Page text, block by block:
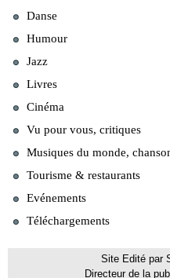
Danse
Humour
Jazz
Livres
Cinéma
Vu pour vous, critiques
Musiques du monde,
Tourisme & restaurants
Evénements
Téléchargements
Site Edité par
Directeur de la